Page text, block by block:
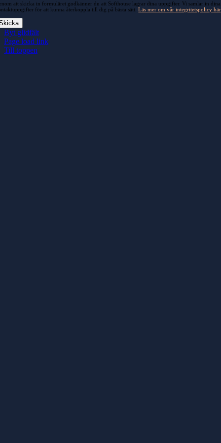
att skicka in formuläret godkänner du att Softhouse lagrar dina uppgifter. Vi samlar in dina
för att kunna återkoppla till dig på bästa sätt.Läs mer om vår integritetspolicy här
Byt glidfält
Page load link
Till toppen